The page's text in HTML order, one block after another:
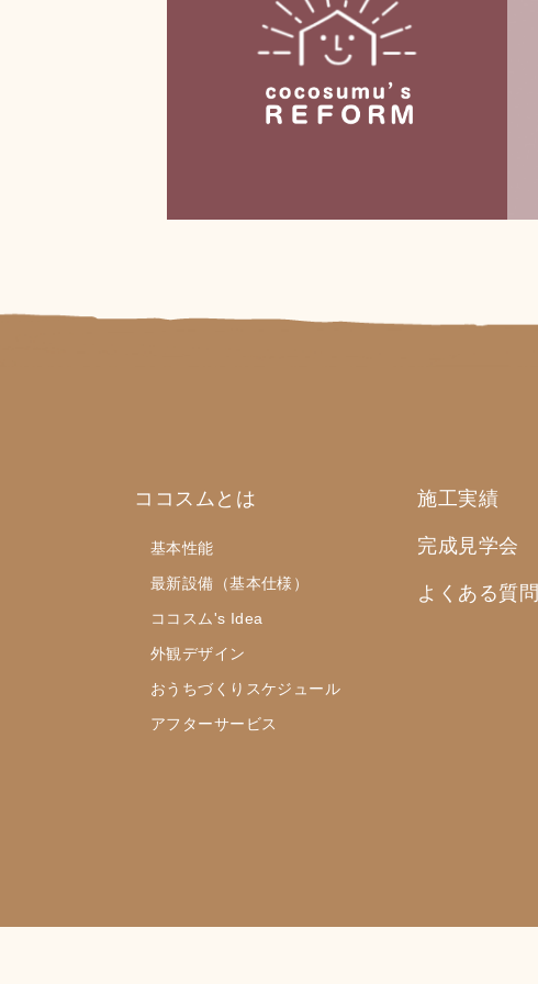
ココスムとは
基本性能
最新設備（基本仕様）
ココスム's Idea
外観デザイン
おうちづくりスケジュール
アフターサービス
施工実績
完成見学会
よくある質問